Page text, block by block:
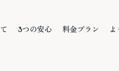
3つの安心
料金プラン